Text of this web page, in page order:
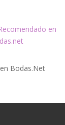
en Bodas.Net